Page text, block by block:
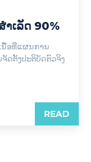
ຳເລັດ 90%
ນື້ອທີ່ແຜນການ
ດຕັ້ງປະຕິບັດຕົວຈິງ
READ